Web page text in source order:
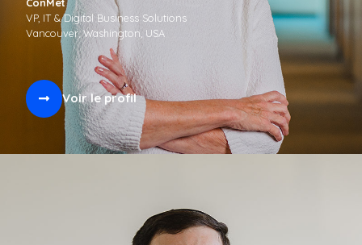
VP, IT & Digital Business Solutions
Vancouver, Washington, USA
Voir le profil